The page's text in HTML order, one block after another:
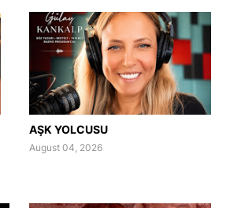
AŞK YOLCUSU
August 04, 2026